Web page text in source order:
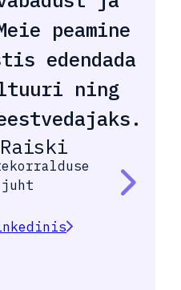
peamine
edendada
ning
juht